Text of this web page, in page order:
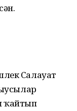
Салауат
ҡайтып